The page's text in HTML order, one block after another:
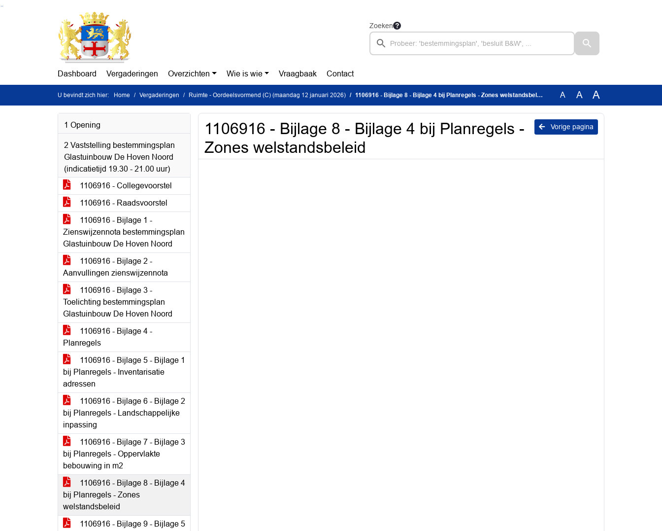
Ga naar de inhoud van deze pagina
Zoeken
Dashboard Vergaderingen Overzichten Wie is wie Vraagbaak Contact
U bevindt zich hier: Home Vergaderingen Ruimte - Oordeelsvormend (C) (maandag 12 januari 2026) 1106916 - Bijlage 8 - Bijlage 4 bij Planregels - Zones welstandsbeleid A A A
1 Opening
2 Vaststelling bestemmingsplan
Glastuinbouw De Hoven Noord
(indicatietijd 19.30 - 21.00 uur)
1106916 - Collegevoorstel
1106916 - Raadsvoorstel
1106916 - Bijlage 1 -
Zienswijzennota bestemmingsplan
Glastuinbouw De Hoven Noord
1106916 - Bijlage 2 -
Aanvullingen zienswijzennota
1106916 - Bijlage 3 -
Toelichting bestemmingsplan
Glastuinbouw De Hoven Noord
1106916 - Bijlage 4 -
Planregels
1106916 - Bijlage 5 - Bijlage 1
bij Planregels - Inventarisatie
adressen
1106916 - Bijlage 6 - Bijlage 2
bij Planregels - Landschappelijke
inpassing
1106916 - Bijlage 7 - Bijlage 3
bij Planregels - Oppervlakte
bebouwing in m2
1106916 - Bijlage 8 - Bijlage 4
bij Planregels - Zones
welstandsbeleid
1106916 - Bijlage 9 - Bijlage 5
Vorige pagina
1106916 - Bijlage 8 - Bijlage 4 bij Planregels -
Zones welstandsbeleid